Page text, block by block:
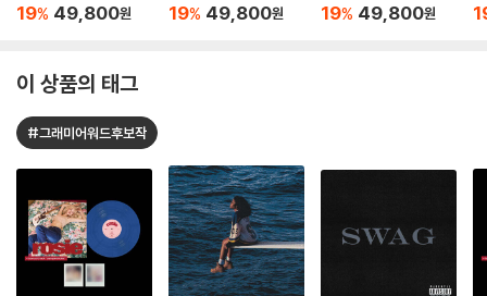
sie’ vinyl (vampireho
19% 49,800원
sie’ vinyl (vampireho
19% 49,800원
sie’ vinyl (vampireho
19% 49,800원
이 상품의 태그
#그래미어워드후보작